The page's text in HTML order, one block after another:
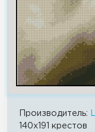
Производитель:
140x191 крестов